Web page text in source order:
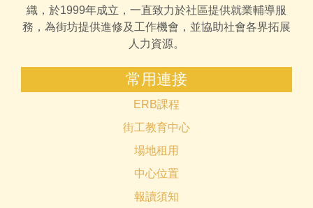
織，於1999年成立，一直致力於社區提供就業輔導服
務，為街坊提供進修及工作機會，並協助社會各界拓展
人力資源。
常用連接
ERB課程
街工教育中心
場地租用
中心位置
報讀須知